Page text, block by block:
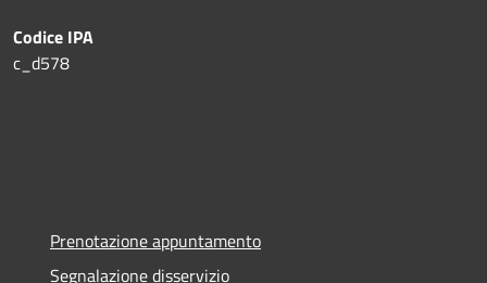
Codice IPA
c_d578
Prenotazione appuntamento
Segnalazione disservizio